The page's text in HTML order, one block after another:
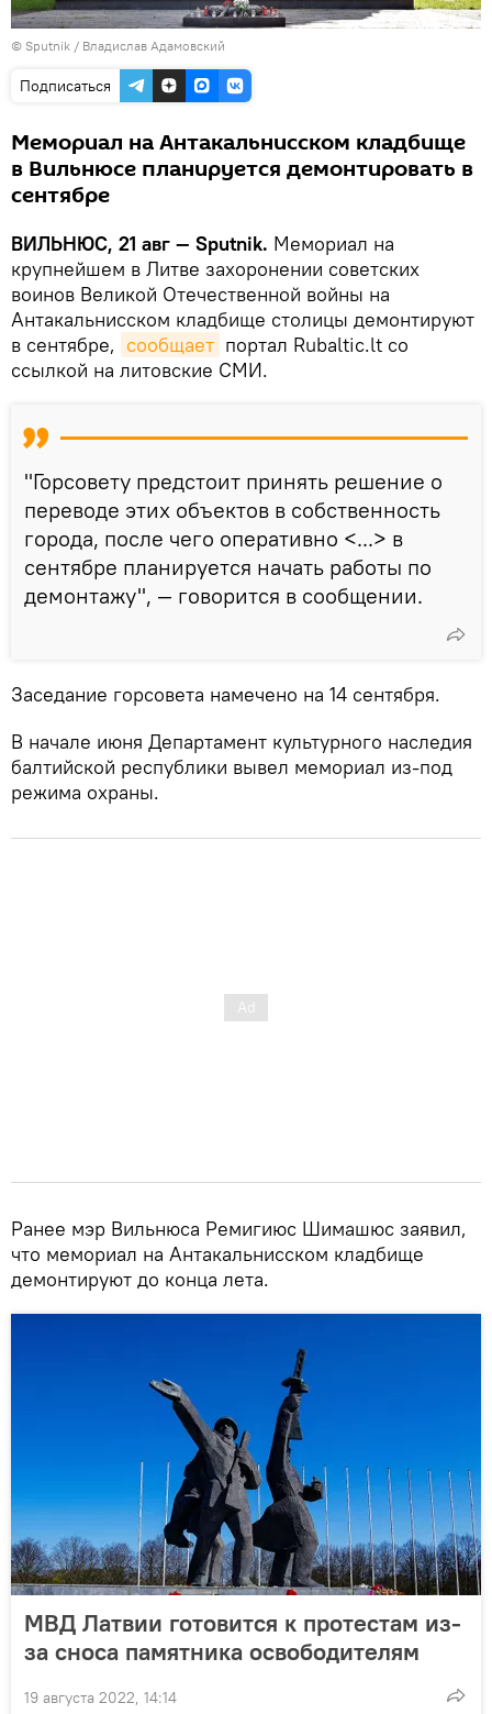
© Sputnik / Владислав Адамовский
Подписаться
Мемориал на Антакальнисском кладбище
в Вильнюсе планируется демонтировать в
сентябре
ВИЛЬНЮС, 21 авг — Sputnik. Мемориал на
крупнейшем в Литве захоронении советских
воинов Великой Отечественной войны на
Антакальнисском кладбище столицы демонтируют
в сентябре, сообщает портал Rubaltic.lt со
ссылкой на литовские СМИ.
"Горсовету предстоит принять решение о
переводе этих объектов в собственность
города, после чего оперативно <...> в
сентябре планируется начать работы по
демонтажу", — говорится в сообщении.
Заседание горсовета намечено на 14 сентября.
В начале июня Департамент культурного наследия
балтийской республики вывел мемориал из-под
режима охраны.
Ранее мэр Вильнюса Ремигиюс Шимашюс заявил,
что мемориал на Антакальнисском кладбище
демонтируют до конца лета.
МВД Латвии готовится к протестам из-
за сноса памятника освободителям
19 августа 2022, 14:14